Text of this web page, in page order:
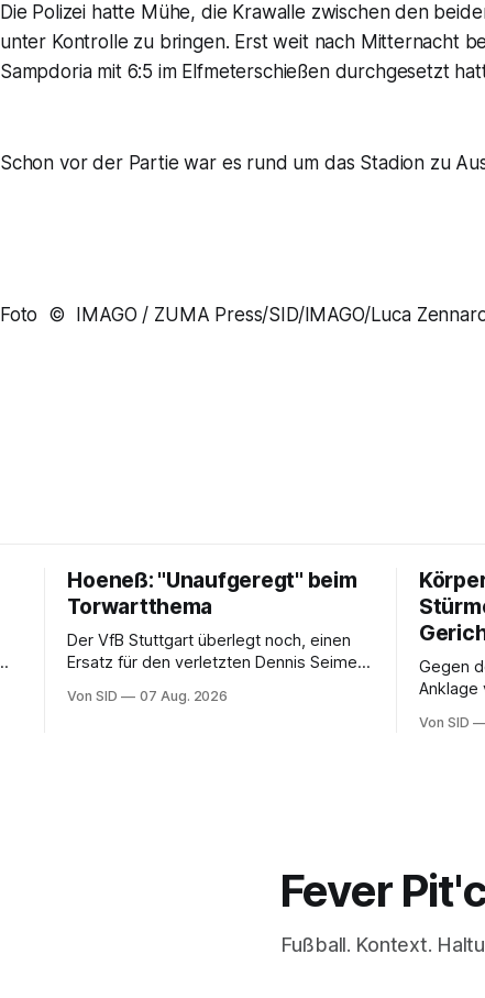
Die Polizei hatte Mühe, die Krawalle zwischen den
unter Kontrolle zu bringen. Erst weit nach Mitternacht
Sampdoria mit 6:5 im Elfmeterschießen durchgesetzt
Schon vor der Partie war es rund um das Stadion zu
Foto © IMAGO / ZUMA Press/SID/IMAGO/Luca
Hoeneß: "Unaufgeregt" beim
Torwartthema
Der VfB Stuttgart überlegt noch, einen
Ersatz für den verletzten Dennis Seimen
Schwaben auch die Frage nach dem
Von SID 07 Aug. 2026
Gegen
Anklage
Von SID
Fever
Fußball. Kontext.